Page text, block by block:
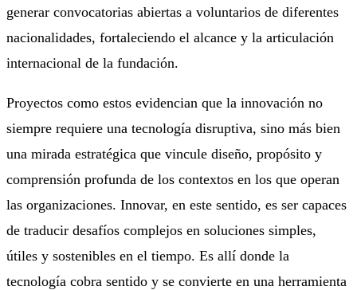
generar convocatorias abiertas a voluntarios de diferentes
nacionalidades, fortaleciendo el alcance y la articulación
internacional de la fundación.
Proyectos como estos evidencian que la innovación no
siempre requiere una tecnología disruptiva, sino más bien
una mirada estratégica que vincule diseño, propósito y
comprensión profunda de los contextos en los que operan
las organizaciones. Innovar, en este sentido, es ser capaces
de traducir desafíos complejos en soluciones simples,
útiles y sostenibles en el tiempo. Es allí donde la
tecnología cobra sentido y se convierte en una herramienta